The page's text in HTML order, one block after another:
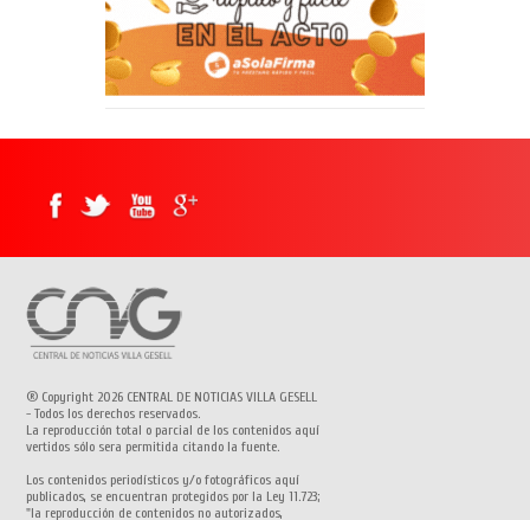
® Copyright 2026 CENTRAL DE NOTICIAS VILLA GESELL
- Todos los derechos reservados.
La reproducción total o parcial de los contenidos aquí
vertidos sólo sera permitida citando la fuente.
Los contenidos periodísticos y/o fotográficos aquí
publicados, se encuentran protegidos por la Ley 11.723;
"la reproducción de contenidos no autorizados,